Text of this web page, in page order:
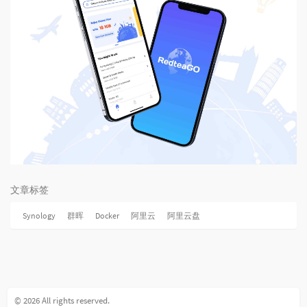
文章标签
Synology 群晖 Docker 阿里云 阿里云盘
© 2026 All rights reserved.